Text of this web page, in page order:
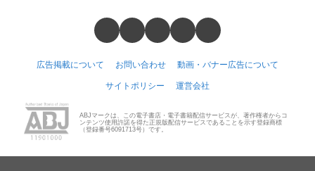
広告掲載について お問い合わせ 動画・バナー広告について
サイトポリシー 運営会社
ABJマークは、この電子書店・電子書籍配信サービスが、著作権者からコ
ンテンツ使用許諾を得た正規版配信サービスであることを示す登録商標
（登録番号6091713号）です。